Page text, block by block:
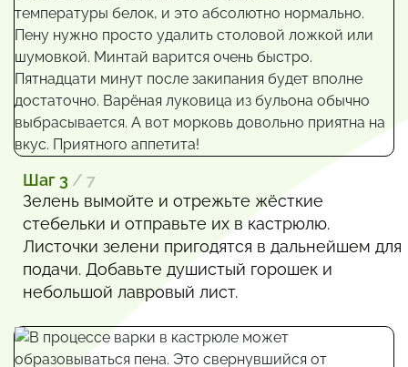
Шаг 3 / 7
Зелень вымойте и отрежьте жёсткие
стебельки и отправьте их в кастрюлю.
Листочки зелени пригодятся в дальнейшем для
подачи. Добавьте душистый горошек и
небольшой лавровый лист.